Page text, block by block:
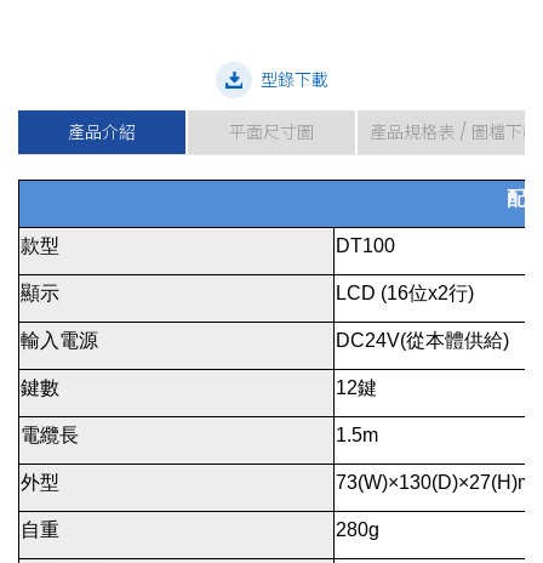
產品介紹 平面尺寸圖 產品規格表 / 圖檔下載
型錄下載
配
款型 DT100
顯示 LCD (16位x2行)
輸入電源 DC24V(從本體供給)
鍵數 12鍵
電纜長 1.5m
外型
自重 280g